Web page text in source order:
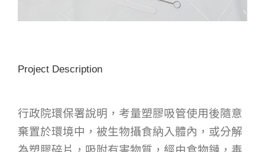
Project Description
行政院環保署說明，考量塑膠吸管使用後隨意
棄置於環境中，被生物攝食納入體內，或分解